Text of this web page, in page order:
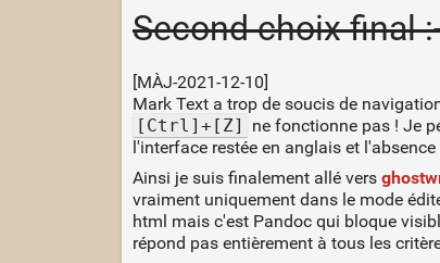
Second choix final
[MÀJ-2021-12-10]
Mark Text a trop de soucis de
[Ctrl]+[Z]
ne fonctionne pas ! Je
l'interface restée en anglais et
Ainsi je suis finalement allé vers
vraiment uniquement dans le mode
html mais c'est Pandoc qui bloque
répond pas entièrement à tous les